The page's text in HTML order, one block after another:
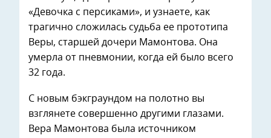
«Девочка с персиками», и узнаете, как
трагично сложилась судьба ее прототипа
Веры, старшей дочери Мамонтова. Она
умерла от пневмонии, когда ей было всего
32 года.
С новым бэкграундом на полотно вы
взглянете совершенно другими глазами.
Вера Мамонтова была источником